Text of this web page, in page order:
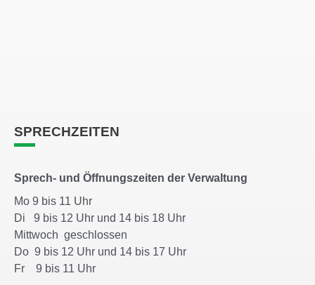
SPRECHZEITEN
Sprech- und Öffnungszeiten der Verwaltung
Mo 9 bis 11 Uhr
Di 9 bis 12 Uhr und 14 bis 18 Uhr
Mittwoch geschlossen
Do 9 bis 12 Uhr und 14 bis 17 Uhr
Fr 9 bis 11 Uhr